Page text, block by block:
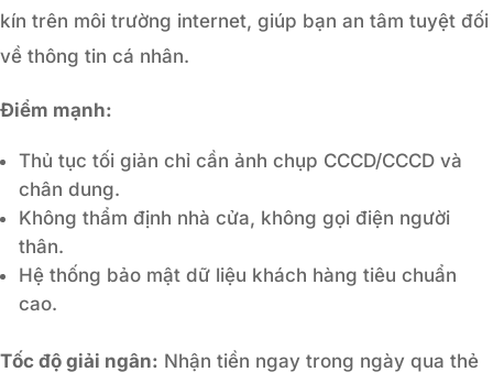
kín trên môi trường internet, giúp bạn an tâm tuyệt đối
về thông tin cá nhân.
Điểm mạnh:
Thủ tục tối giản chỉ cần ảnh chụp CCCD/CCCD và
chân dung.
Không thẩm định nhà cửa, không gọi điện người
thân.
Hệ thống bảo mật dữ liệu khách hàng tiêu chuẩn
cao.
Tốc độ giải ngân: Nhận tiền ngay trong ngày qua thẻ